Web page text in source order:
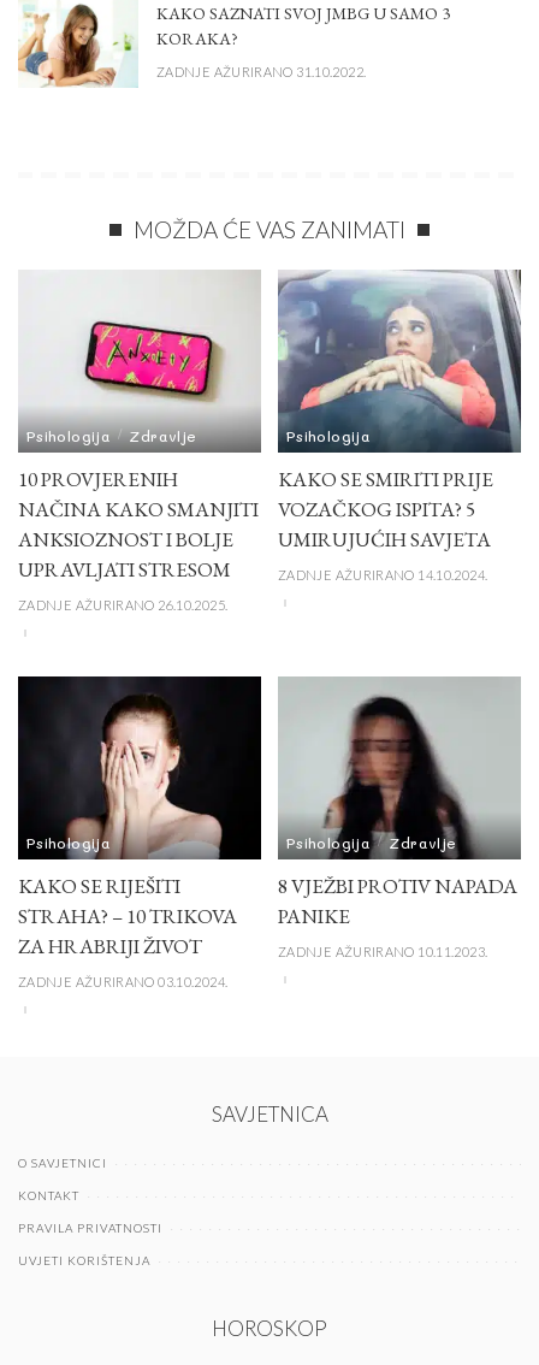
KAKO SAZNATI SVOJ JMBG U SAMO 3
KORAKA?
ZADNJE AŽURIRANO 31.10.2022.
MOŽDA ĆE VAS ZANIMATI
Psihologija Zdravlje
10 PROVJERENIH
NAČINA KAKO SMANJITI
ANKSIOZNOST I BOLJE
UPRAVLJATI STRESOM
ZADNJE AŽURIRANO 26.10.2025.
Psihologija
KAKO SE SMIRITI PRIJE
VOZAČKOG ISPITA? 5
UMIRUJUĆIH SAVJETA
ZADNJE AŽURIRANO 14.10.2024.
Psihologija
KAKO SE RIJEŠITI
STRAHA? – 10 TRIKOVA
ZA HRABRIJI ŽIVOT
ZADNJE AŽURIRANO 03.10.2024.
Psihologija Zdravlje
8 VJEŽBI PROTIV NAPADA
PANIKE
ZADNJE AŽURIRANO 10.11.2023.
SAVJETNICA
O SAVJETNICI
KONTAKT
PRAVILA PRIVATNOSTI
UVJETI KORIŠTENJA
HOROSKOP